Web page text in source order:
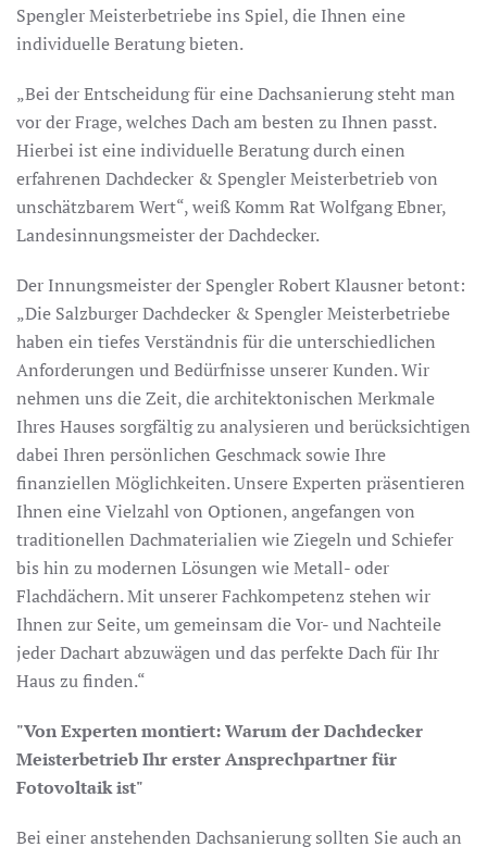
Spengler Meisterbetriebe ins Spiel, die Ihnen eine
individuelle Beratung bieten.
„Bei der Entscheidung für eine Dachsanierung steht man
vor der Frage, welches Dach am besten zu Ihnen passt.
Hierbei ist eine individuelle Beratung durch einen
erfahrenen Dachdecker & Spengler Meisterbetrieb von
unschätzbarem Wert“, weiß Komm Rat Wolfgang Ebner,
Landesinnungsmeister der Dachdecker.
Der Innungsmeister der Spengler Robert Klausner betont:
„Die Salzburger Dachdecker & Spengler Meisterbetriebe
haben ein tiefes Verständnis für die unterschiedlichen
Anforderungen und Bedürfnisse unserer Kunden. Wir
nehmen uns die Zeit, die architektonischen Merkmale
Ihres Hauses sorgfältig zu analysieren und berücksichtigen
dabei Ihren persönlichen Geschmack sowie Ihre
finanziellen Möglichkeiten. Unsere Experten präsentieren
Ihnen eine Vielzahl von Optionen, angefangen von
traditionellen Dachmaterialien wie Ziegeln und Schiefer
bis hin zu modernen Lösungen wie Metall- oder
Flachdächern. Mit unserer Fachkompetenz stehen wir
Ihnen zur Seite, um gemeinsam die Vor- und Nachteile
jeder Dachart abzuwägen und das perfekte Dach für Ihr
Haus zu finden.“
"Von Experten montiert: Warum der Dachdecker
Meisterbetrieb Ihr erster Ansprechpartner für
Fotovoltaik ist"
Bei einer anstehenden Dachsanierung sollten Sie auch an